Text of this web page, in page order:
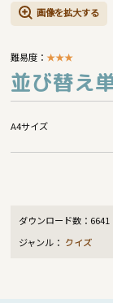
画像を拡大する
難易度：★★★
並び替え
A4サイズ
ダウンロード数： 6641
ジャンル： クイズ